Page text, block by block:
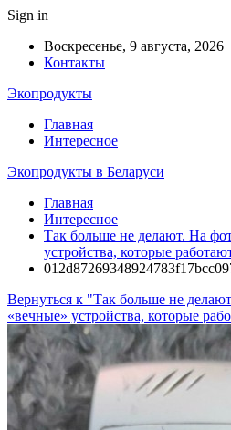
Sign in
Воскресенье, 9 августа, 2026
Контакты
Экопродукты
Главная
Интересное
Экопродукты в Беларуси
Главная
Интересное
Так больше не делают. На
устройства, которые
Вернуться к "Так больше не
«вечные» устройства, которые